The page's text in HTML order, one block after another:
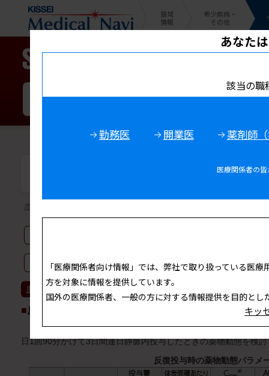
領域
情報
希少疾病・
その他
ホーム
代謝
血漿中濃度
■反復投与
日本人のアントラサイクリン系抗悪性腫瘍剤の血管外漏出患者
日1回90分かけて3日間連日静脈内投与したときの薬物動態を検
反復投与時の薬物動態パラメ
あなた
該当の職
勤務医 開業医 薬剤師
医療関係者の
「医療関係者向け情報」では、弊社で取り扱っている医
方を対象に情報を提供しています。
国外の医療関係者、一般の方に対する情報提供を目的と
キッ